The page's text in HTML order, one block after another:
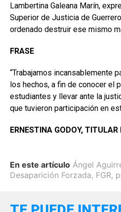
Lambertina Galeana Marín,
Superior de Justicia de
ordenado destruir ese mismo
FRASE
“Trabajamos incansablemente
los hechos, a fin de conocer el
estudiantes y llevar ante la
que tuvieron participación en
ERNESTINA GODOY, TITULAR
En este artículo Ángel
Desaparición Forzada, FGR,